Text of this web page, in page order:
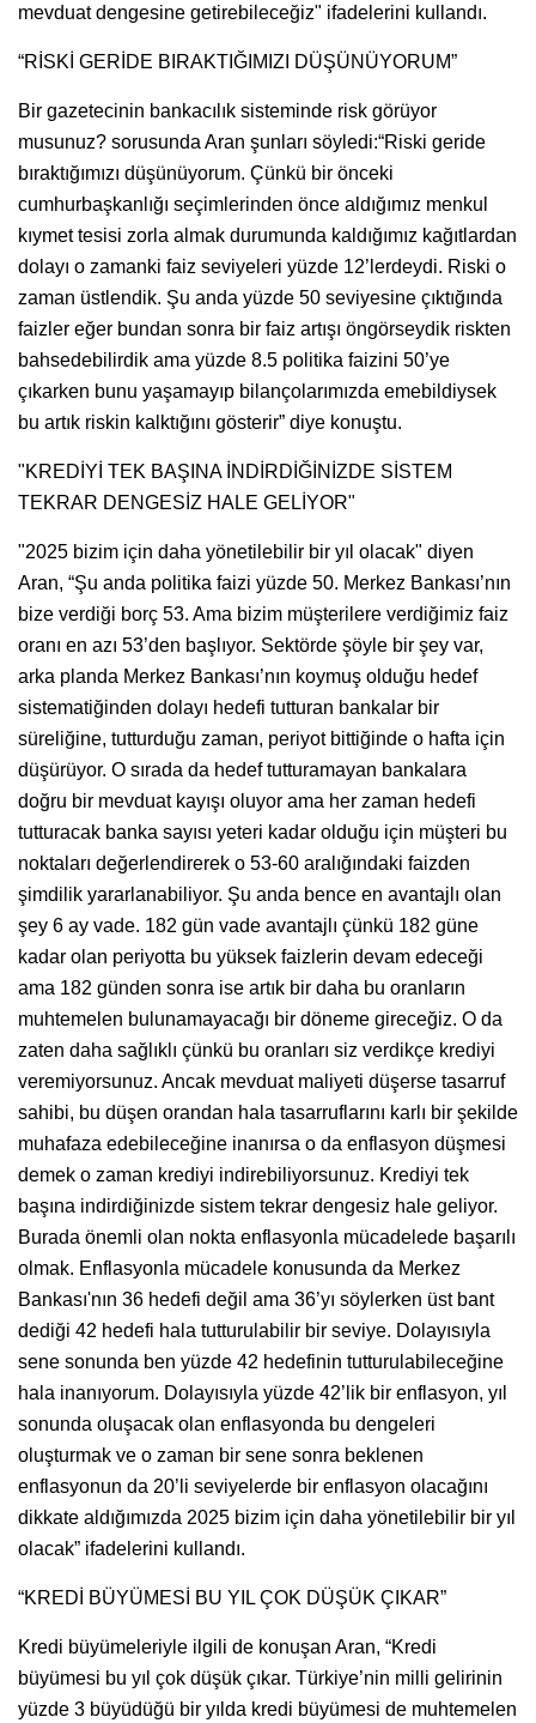
mevduat dengesine getirebileceğiz" ifadelerini kullandı.
“RİSKİ GERİDE BIRAKTIĞIMIZI DÜŞÜNÜYORUM”
Bir gazetecinin bankacılık sisteminde risk görüyor
musunuz? sorusunda Aran şunları söyledi:“Riski geride
bıraktığımızı düşünüyorum. Çünkü bir önceki
cumhurbaşkanlığı seçimlerinden önce aldığımız menkul
kıymet tesisi zorla almak durumunda kaldığımız kağıtlardan
dolayı o zamanki faiz seviyeleri yüzde 12’lerdeydi. Riski o
zaman üstlendik. Şu anda yüzde 50 seviyesine çıktığında
faizler eğer bundan sonra bir faiz artışı öngörseydik riskten
bahsedebilirdik ama yüzde 8.5 politika faizini 50’ye
çıkarken bunu yaşamayıp bilançolarımızda emebildiysek
bu artık riskin kalktığını gösterir” diye konuştu.
"KREDİYİ TEK BAŞINA İNDİRDİĞİNİZDE SİSTEM
TEKRAR DENGESİZ HALE GELİYOR"
"2025 bizim için daha yönetilebilir bir yıl olacak" diyen
Aran, “Şu anda politika faizi yüzde 50. Merkez Bankası’nın
bize verdiği borç 53. Ama bizim müşterilere verdiğimiz faiz
oranı en azı 53’den başlıyor. Sektörde şöyle bir şey var,
arka planda Merkez Bankası’nın koymuş olduğu hedef
sistematiğinden dolayı hedefi tutturan bankalar bir
süreliğine, tutturduğu zaman, periyot bittiğinde o hafta için
düşürüyor. O sırada da hedef tutturamayan bankalara
doğru bir mevduat kayışı oluyor ama her zaman hedefi
tutturacak banka sayısı yeteri kadar olduğu için müşteri bu
noktaları değerlendirerek o 53-60 aralığındaki faizden
şimdilik yararlanabiliyor. Şu anda bence en avantajlı olan
şey 6 ay vade. 182 gün vade avantajlı çünkü 182 güne
kadar olan periyotta bu yüksek faizlerin devam edeceği
ama 182 günden sonra ise artık bir daha bu oranların
muhtemelen bulunamayacağı bir döneme gireceğiz. O da
zaten daha sağlıklı çünkü bu oranları siz verdikçe krediyi
veremiyorsunuz. Ancak mevduat maliyeti düşerse tasarruf
sahibi, bu düşen orandan hala tasarruflarını karlı bir şekilde
muhafaza edebileceğine inanırsa o da enflasyon düşmesi
demek o zaman krediyi indirebiliyorsunuz. Krediyi tek
başına indirdiğinizde sistem tekrar dengesiz hale geliyor.
Burada önemli olan nokta enflasyonla mücadelede başarılı
olmak. Enflasyonla mücadele konusunda da Merkez
Bankası'nın 36 hedefi değil ama 36’yı söylerken üst bant
dediği 42 hedefi hala tutturulabilir bir seviye. Dolayısıyla
sene sonunda ben yüzde 42 hedefinin tutturulabileceğine
hala inanıyorum. Dolayısıyla yüzde 42’lik bir enflasyon, yıl
sonunda oluşacak olan enflasyonda bu dengeleri
oluşturmak ve o zaman bir sene sonra beklenen
enflasyonun da 20’li seviyelerde bir enflasyon olacağını
dikkate aldığımızda 2025 bizim için daha yönetilebilir bir yıl
olacak” ifadelerini kullandı.
“KREDİ BÜYÜMESİ BU YIL ÇOK DÜŞÜK ÇIKAR”
Kredi büyümeleriyle ilgili de konuşan Aran, “Kredi
büyümesi bu yıl çok düşük çıkar. Türkiye’nin milli gelirinin
yüzde 3 büyüdüğü bir yılda kredi büyümesi de muhtemelen